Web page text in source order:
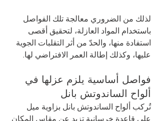
لذلك من الضروري معالجة تلك الفواصل
باستخدام المواد العازلة، لتحقيق أقصى
استفادة منها، والحدّ من أثر التقلبات الجوية
عليها، وكذلك إطالة العمر الافتراضي لها.
فواصل أساسية يلزم عزلها في
ألواح الساندوتش بانل
تُركب ألواح الساندوتش بانل بزاوية ميل
على قاعدة خرسانية تزيد عن مقاس المكان